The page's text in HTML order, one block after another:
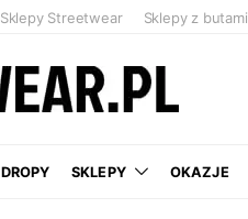
Sklepy Streetwear Sklepy z butami
DROPY SKLEPY OKAZJE